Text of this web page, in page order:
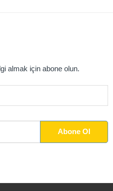
almak için abone olun.